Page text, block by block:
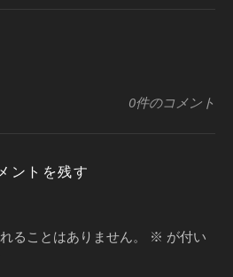
0件のコメント
ントを残す
ることはありません。 ※ が付い